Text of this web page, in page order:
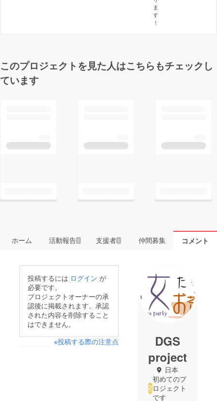
ま
す
！
このプロジェクトを見た人はこちらもチェックし
ています
ホーム 活動報告1 支援者 1 仲間募集 コメント
投稿するには ログイン が
必要です。
プロジェクトオーナーの承
認後に掲載されます。承認
された内容を削除すること
はできません。
※投稿する際の注意点
DGS
project
日本
初めてのプ
ロジェクト
です